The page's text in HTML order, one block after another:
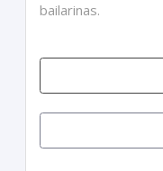
bailarinas.